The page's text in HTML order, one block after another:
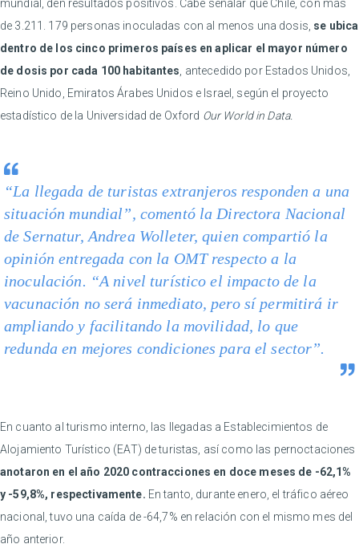
mundial, den resultados positivos. Cabe señalar que Chile, con más
de 3.211. 179 personas inoculadas con al menos una dosis, se ubica
dentro de los cinco primeros países en aplicar el mayor número
de dosis por cada 100 habitantes , antecedido por Estados Unidos,
Reino Unido, Emiratos Árabes Unidos e Israel, según el proyecto
estadístico de la Universidad de Oxford Our World in Data.
“La llegada de turistas extranjeros responden a una
situación mundial”, comentó la Directora Nacional
de Sernatur, Andrea Wolleter, quien compartió la
opinión entregada con la OMT respecto a la
inoculación. “A nivel turístico el impacto de la
vacunación no será inmediato, pero sí permitirá ir
ampliando y facilitando la movilidad, lo que
redunda en mejores condiciones para el sector”.
En cuanto al turismo interno, las llegadas a Establecimientos de
Alojamiento Turístico (EAT) de turistas, así como las pernoctaciones
anotaron en el año 2020 contracciones en doce meses de -62,1%
y -59,8%, respectivamente. En tanto, durante enero, el tráfico aéreo
nacional, tuvo una caída de -64,7% en relación con el mismo mes del
año anterior.